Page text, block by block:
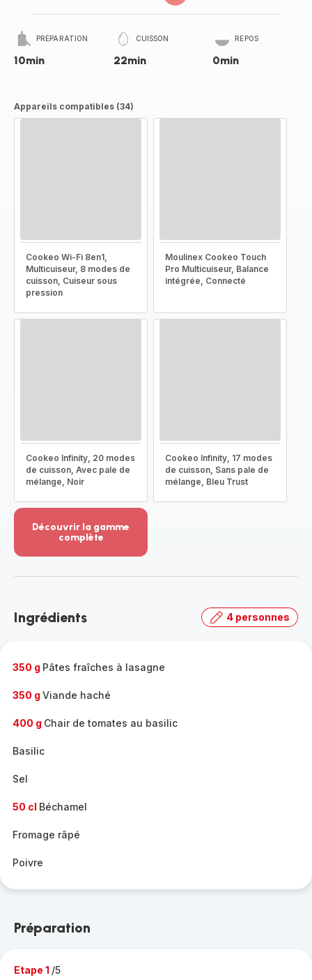
PRÉPARATION
10min
CUISSON
22min
REPOS
0min
Appareils compatibles (34)
Cookeo Wi-Fi 8en1,
Multicuiseur, 8 modes de
cuisson, Cuiseur sous
pression
Moulinex Cookeo Touch
Pro Multicuiseur, Balance
intégrée, Connecté
Cookeo Infinity, 20 modes
de cuisson, Avec pale de
mélange, Noir
Cookeo Infinity, 17 modes
de cuisson, Sans pale de
mélange, Bleu Trust
Découvrir la gamme
complète
-
gamme
Ingrédients 4 personnes
350 g Pâtes fraîches à lasagne
350 g Viande haché
400 g Chair de tomates au basilic
Basilic
Sel
50 cl Béchamel
Fromage râpé
Poivre
Préparation
Etape 1 /5